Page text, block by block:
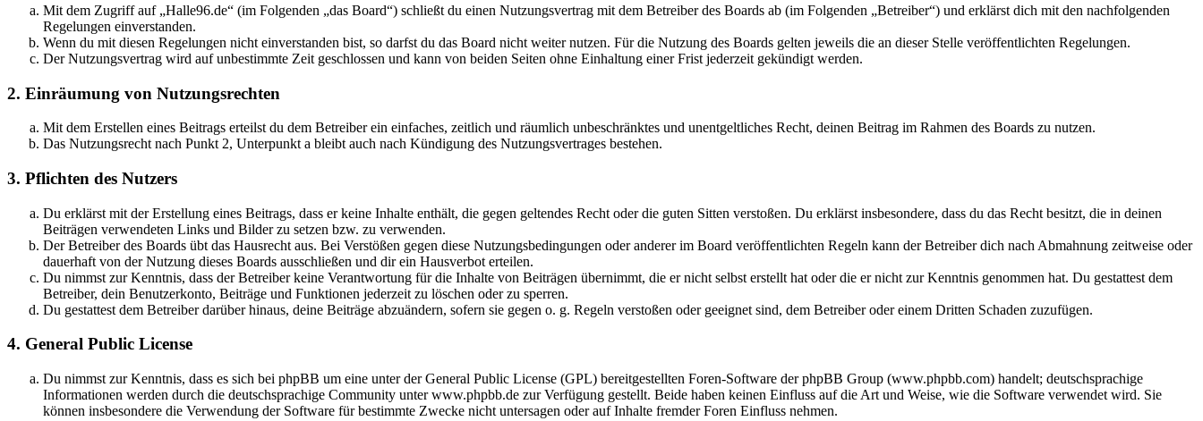
Mit dem Zugriff auf „Halle96.de“ (im Folgenden „das Board“) schließt du einen Nutzungsvertrag mit dem Betreiber des Boards ab (im Folgenden „Betreiber“) und erklärst dich mit den nachfolgenden
Regelungen einverstanden.
Wenn du mit diesen Regelungen nicht einverstanden bist, so darfst du das Board nicht weiter nutzen. Für die Nutzung des Boards gelten jeweils die an dieser Stelle veröffentlichten Regelungen.
Der Nutzungsvertrag wird auf unbestimmte Zeit geschlossen und kann von beiden Seiten ohne Einhaltung einer Frist jederzeit gekündigt werden.
2. Einräumung von Nutzungsrechten
Mit dem Erstellen eines Beitrags erteilst du dem Betreiber ein einfaches, zeitlich und räumlich unbeschränktes und unentgeltliches Recht, deinen Beitrag im Rahmen des Boards zu nutzen.
Das Nutzungsrecht nach Punkt 2, Unterpunkt a bleibt auch nach Kündigung des Nutzungsvertrages bestehen.
3. Pflichten des Nutzers
Du erklärst mit der Erstellung eines Beitrags, dass er keine Inhalte enthält, die gegen geltendes Recht oder die guten Sitten verstoßen. Du erklärst insbesondere, dass du das Recht besitzt, die in deinen
Beiträgen verwendeten Links und Bilder zu setzen bzw. zu verwenden.
Der Betreiber des Boards übt das Hausrecht aus. Bei Verstößen gegen diese Nutzungsbedingungen oder anderer im Board veröffentlichten Regeln kann der Betreiber dich nach Abmahnung zeitweise oder
dauerhaft von der Nutzung dieses Boards ausschließen und dir ein Hausverbot erteilen.
Du nimmst zur Kenntnis, dass der Betreiber keine Verantwortung für die Inhalte von Beiträgen übernimmt, die er nicht selbst erstellt hat oder die er nicht zur Kenntnis genommen hat. Du gestattest dem
Betreiber, dein Benutzerkonto, Beiträge und Funktionen jederzeit zu löschen oder zu sperren.
Du gestattest dem Betreiber darüber hinaus, deine Beiträge abzuändern, sofern sie gegen o. g. Regeln verstoßen oder geeignet sind, dem Betreiber oder einem Dritten Schaden zuzufügen.
4. General Public License
Du nimmst zur Kenntnis, dass es sich bei phpBB um eine unter der General Public License (GPL) bereitgestellten Foren-Software der phpBB Group (www.phpbb.com) handelt; deutschsprachige
Informationen werden durch die deutschsprachige Community unter www.phpbb.de zur Verfügung gestellt. Beide haben keinen Einfluss auf die Art und Weise, wie die Software verwendet wird. Sie
können insbesondere die Verwendung der Software für bestimmte Zwecke nicht untersagen oder auf Inhalte fremder Foren Einfluss nehmen.